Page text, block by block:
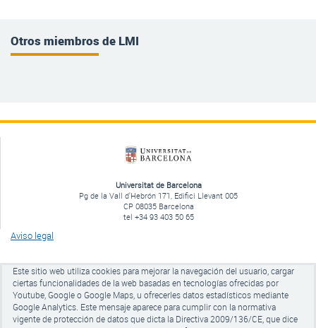
Otros miembros de LMI
Universitat de Barcelona
Pg de la Vall d'Hebrón 171, Edifici Llevant 005
CP 08035 Barcelona
tel +34 93 403 50 65
Aviso legal
Este sitio web utiliza cookies para mejorar la navegación del usuario, cargar
ciertas funcionalidades de la web basadas en tecnologías ofrecidas por
Youtube, Google o Google Maps, u ofrecerles datos estadísticos mediante
Google Analytics. Este mensaje aparece para cumplir con la normativa
vigente de protección de datos que dicta la Directiva 2009/136/CE, que dice